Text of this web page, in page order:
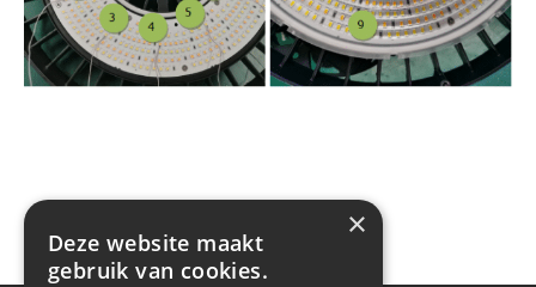
×
Deze website maakt
gebruik van cookies.